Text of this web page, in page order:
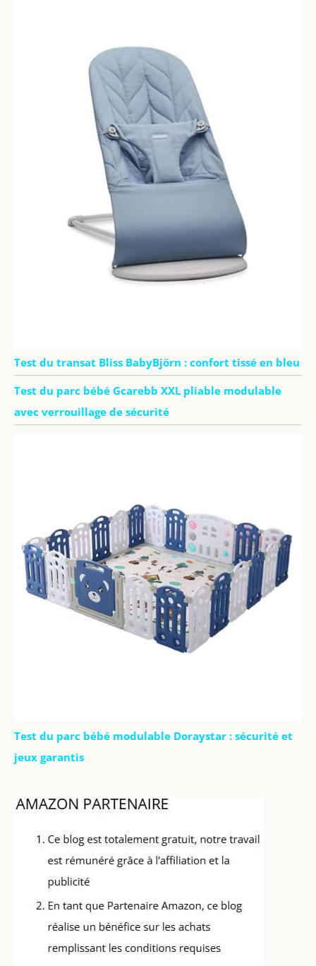
Test du transat Bliss BabyBjörn : confort tissé en bleu
Test du parc bébé Gcarebb XXL pliable modulable
avec verrouillage de sécurité
Test du parc bébé modulable Doraystar : sécurité et
jeux garantis